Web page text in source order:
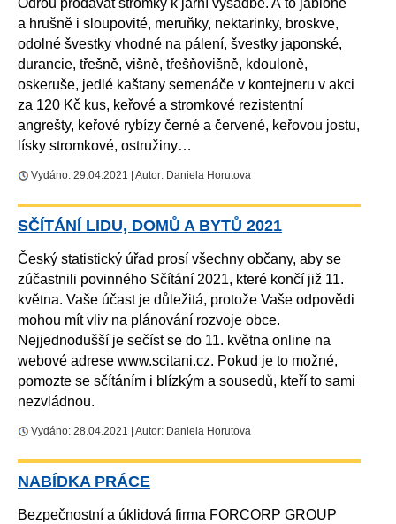
Odrou prodávat stromky k jarní výsadbě. A to jabloně
a hrušně i sloupovité, meruňky, nektarinky, broskve,
odolné švestky vhodné na pálení, švestky japonské,
durancie, třešně, višně, třešňovišně, kdouloně,
oskeruše, jedlé kaštany semenáče v kontejneru v akci
za 120 Kč kus, keřové a stromkové rezistentní
angrešty, keřové rybízy černé a červené, keřovou jostu,
lísky stromkové, ostružiny…
Vydáno: 29.04.2021 | Autor: Daniela Horutova
SČÍTÁNÍ LIDU, DOMŮ A BYTŮ 2021
Český statistický úřad prosí všechny občany, aby se
zúčastnili povinného Sčítání 2021, které končí již 11.
května. Vaše účast je důležitá, protože Vaše odpovědi
mohou mít vliv na plánování rozvoje obce.
Nejjednodušší je sečíst se do 11. května online na
webové adrese www.scitani.cz. Pokud je to možné,
pomozte se sčítáním i blízkým a sousedů, kteří to sami
nezvládnou.
Vydáno: 28.04.2021 | Autor: Daniela Horutova
NABÍDKA PRÁCE
Bezpečnostní a úklidová firma FORCORP GROUP